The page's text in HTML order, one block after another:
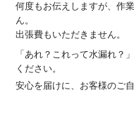
何度もお伝えしますが、作
ん。
出張費もいただきません。
「あれ？これって水漏れ？
ください。
安心を届けに、お客様のご